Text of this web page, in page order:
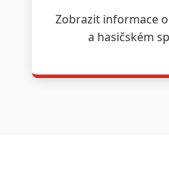
Zobrazit informace
a hasičském